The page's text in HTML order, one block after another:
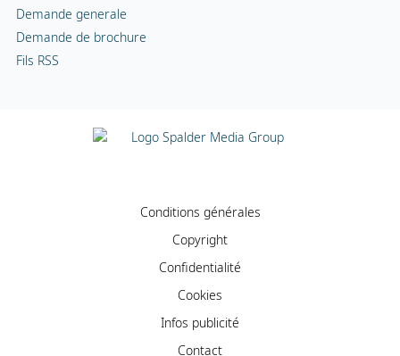
Demande generale
Demande de brochure
Fils RSS
Conditions générales
Copyright
Confidentialité
Cookies
Infos publicité
Contact